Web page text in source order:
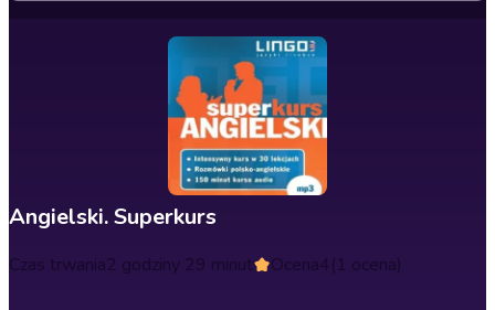
Angielski. Superkurs
Czas trwania2 godziny 29 minut Ocena4(1 ocena)